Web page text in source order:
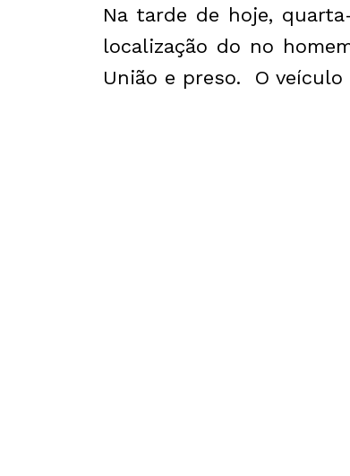
Na tarde de hoje,
localização do no
União e preso. O